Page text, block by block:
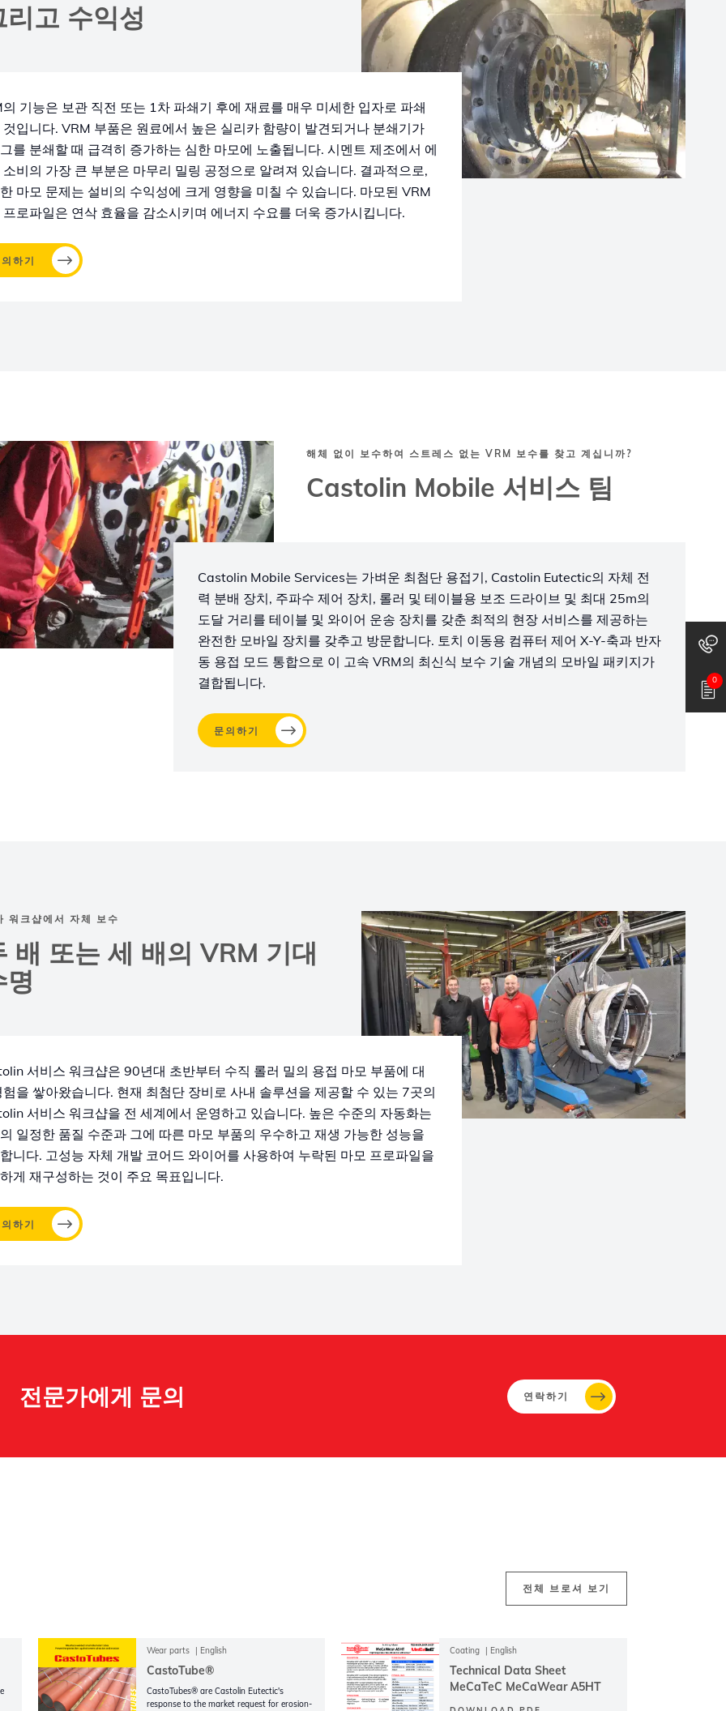
0
리고 수익성
기능은 보관 직전 또는 1차 파쇄기 후에 재료를 매우 미세한 입자로 파쇄
것입니다. VRM 부품은 원료에서 높은 실리카 함량이 발견되거나 분쇄기가
를 분쇄할 때 급격히 증가하는 심한 마모에 노출됩니다. 시멘트 제조에서 에
소비의 가장 큰 부분은 마무리 밀링 공정으로 알려져 있습니다. 결과적으로,
마모 문제는 설비의 수익성에 크게 영향을 미칠 수 있습니다. 마모된 VRM
프로파일은 연삭 효율을 감소시키며 에너지 수요를 더욱 증가시킵니다.
하기
해체 없이 보수하여 스트레스 없는 VRM 보수를 찾고 계십니까?
Castolin Mobile 서비스 팀
Castolin Mobile Services는 가벼운 최첨단 용접기, Castolin Eutectic의 자체 전
력 분배 장치, 주파수 제어 장치, 롤러 및 테이블용 보조 드라이브 및 최대 25m의
도달 거리를 테이블 및 와이어 운송 장치를 갖춘 최적의 현장 서비스를 제공하는
완전한 모바일 장치를 갖추고 방문합니다. 토치 이동용 컴퓨터 제어 X-Y-축과 반자
동 용접 모드 통합으로 이 고속 VRM의 최신식 보수 기술 개념의 모바일 패키지가
결합됩니다.
문의하기
워크샵에서 자체 보수
배 또는 세 배의 VRM 기대
명
서비스 워크샵은 90년대 초반부터 수직 롤러 밀의 용접 마모 부품에 대
험을 쌓아왔습니다. 현재 최첨단 장비로 사내 솔루션을 제공할 수 있는 7곳의
서비스 워크샵을 전 세계에서 운영하고 있습니다. 높은 수준의 자동화는
일정한 품질 수준과 그에 따른 마모 부품의 우수하고 재생 가능한 성능을
니다. 고성능 자체 개발 코어드 와이어를 사용하여 누락된 마모 프로파일을
게 재구성하는 것이 주요 목표입니다.
하기
전문가에게 문의 연락하기
전체 브로셔 보기
Wear parts English
CastoTube®
CastoTubes® are Castolin Eutectic's
response to the market request for erosion-
Coating English
Technical Data Sheet
MeCaTeC MeCaWear A5HT